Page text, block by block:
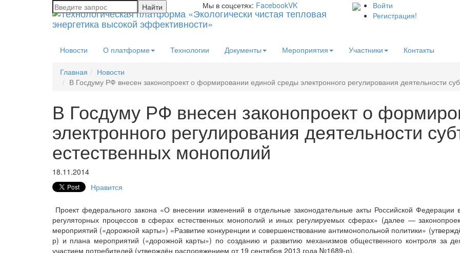
Мы в соцсетях: FacebookVK
Войти
Регистрация!
Новости О платформе Технологии Документы Мероприятия Участники Контакты
Главная
Новости
В Госдуму РФ внесен законопроект о формировании единой среды электронного регулирования деятельности
В Госдуму РФ внесен законопроект о
электронного регулирования деятельности
естественных монополий
18.11.2014
Нравится
Проект федерального закона «О внесении изменений в отдельные законодательные акты Российской
регуляторных процессов в сферах естественных монополий и иных регулируемых сферах» (далее —
мероприятий («дорожной карты») «Развитие конкуренции и совершенствование антимонопольной политики»
р) и плана мероприятий («дорожной карты») по созданию и развитию механизмов общественного контроля за
участием потребителей (утверждён распоряжением от 19 сентября 2013 года №1689-р).